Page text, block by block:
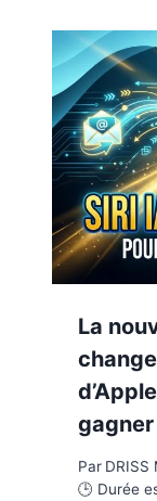
La
Par DRISS
🕒 Durée